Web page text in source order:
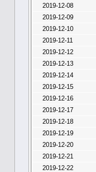
2019-12-08
2019-12-09
2019-12-10
2019-12-11
2019-12-12
2019-12-13
2019-12-14
2019-12-15
2019-12-16
2019-12-17
2019-12-18
2019-12-19
2019-12-20
2019-12-21
2019-12-22